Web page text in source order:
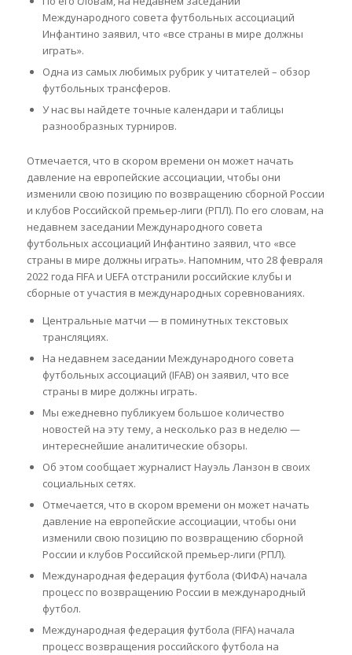
Международного совета футбольных ассоциаций
Инфантино заявил, что «все страны в мире должны
играть».
Одна из самых любимых рубрик у читателей – обзор
футбольных трансферов.
У нас вы найдете точные календари и таблицы
разнообразных турниров.
Отмечается, что в скором времени он может начать
давление на европейские ассоциации, чтобы они
изменили свою позицию по возвращению сборной России
и клубов Российской премьер-лиги (РПЛ). По его словам, на
недавнем заседании Международного совета
футбольных ассоциаций Инфантино заявил, что «все
страны в мире должны играть». Напомним, что 28 февраля
2022 года FIFA и UEFA отстранили российские клубы и
сборные от участия в международных соревнованиях.
Центральные матчи — в поминутных текстовых
трансляциях.
На недавнем заседании Международного совета
футбольных ассоциаций (IFAB) он заявил, что все
страны в мире должны играть.
Мы ежедневно публикуем большое количество
новостей на эту тему, а несколько раз в неделю —
интереснейшие аналитические обзоры.
Об этом сообщает журналист Науэль Ланзон в своих
социальных сетях.
Отмечается, что в скором времени он может начать
давление на европейские ассоциации, чтобы они
изменили свою позицию по возвращению сборной
России и клубов Российской премьер-лиги (РПЛ).
Международная федерация футбола (ФИФА) начала
процесс по возвращению России в международный
футбол.
Международная федерация футбола (FIFA) начала
процесс возвращения российского футбола на